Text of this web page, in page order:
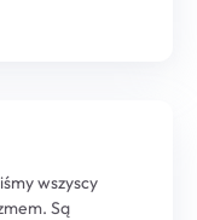
wszyscy
Są